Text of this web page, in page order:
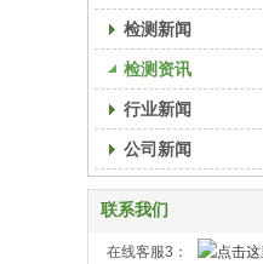
检测新闻
检测资讯
行业新闻
公司新闻
联系我们
在线客服3：